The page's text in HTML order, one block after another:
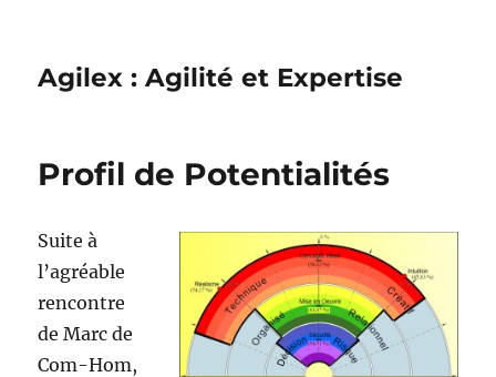
Agilex : Agilité et Expertise
Profil de Potentialités
Suite à
l’agréable
rencontre
de Marc de
Com-Hom,